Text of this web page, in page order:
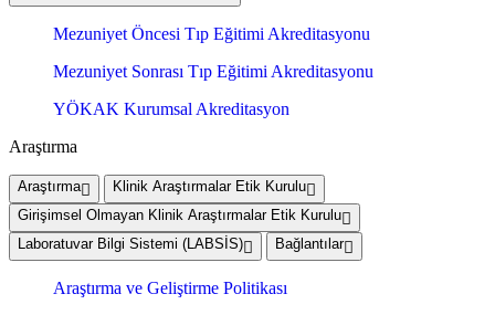
Mezuniyet Öncesi Tıp Eğitimi Akreditasyonu
Mezuniyet Sonrası Tıp Eğitimi Akreditasyonu
YÖKAK Kurumsal Akreditasyon
Araştırma
Araştırma
Klinik Araştırmalar Etik Kurulu
Girişimsel Olmayan Klinik Araştırmalar Etik Kurulu
Laboratuvar Bilgi Sistemi (LABSİS)
Bağlantılar
Araştırma ve Geliştirme Politikası